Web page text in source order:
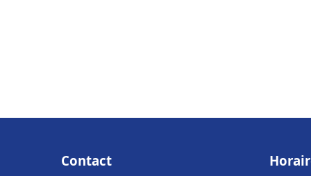
Contact